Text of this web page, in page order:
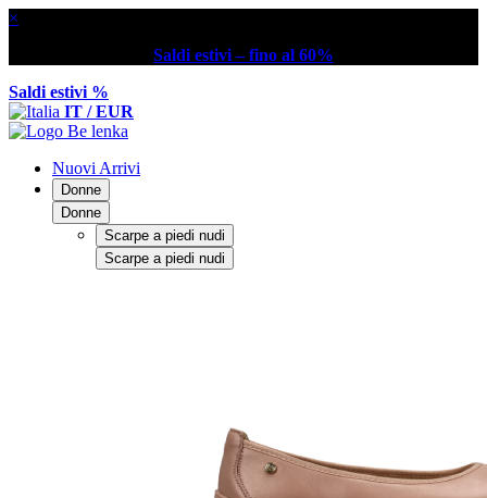
×
Saldi estivi – fino al 60%
Saldi estivi %
IT / EUR
Nuovi Arrivi
Donne
Donne
Scarpe a piedi nudi
Scarpe a piedi nudi